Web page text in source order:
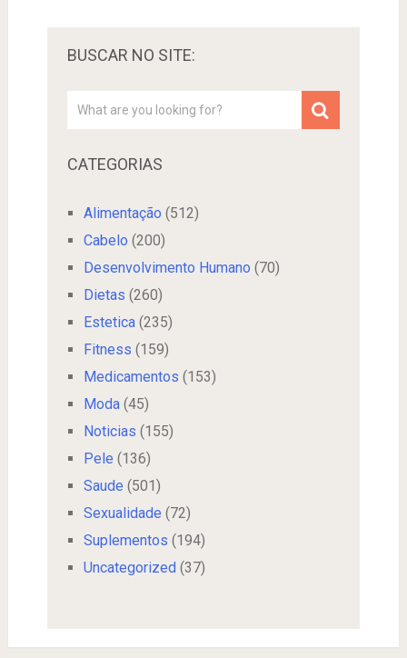
BUSCAR NO SITE:
CATEGORIAS
Alimentação (512)
Cabelo (200)
Desenvolvimento Humano (70)
Dietas (260)
Estetica(235)
Fitness (159)
Medicamentos (153)
Moda(45)
Noticias (155)
Pele (136)
Saude (501)
Sexualidade (72)
Suplementos (194)
Uncategorized (37)